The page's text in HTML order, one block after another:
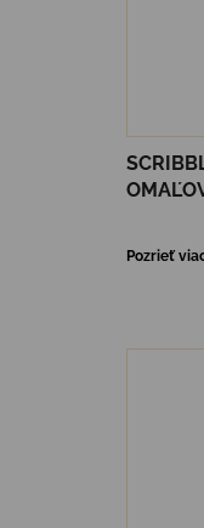
Pozrieť